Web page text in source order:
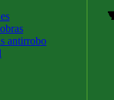
antirrobo